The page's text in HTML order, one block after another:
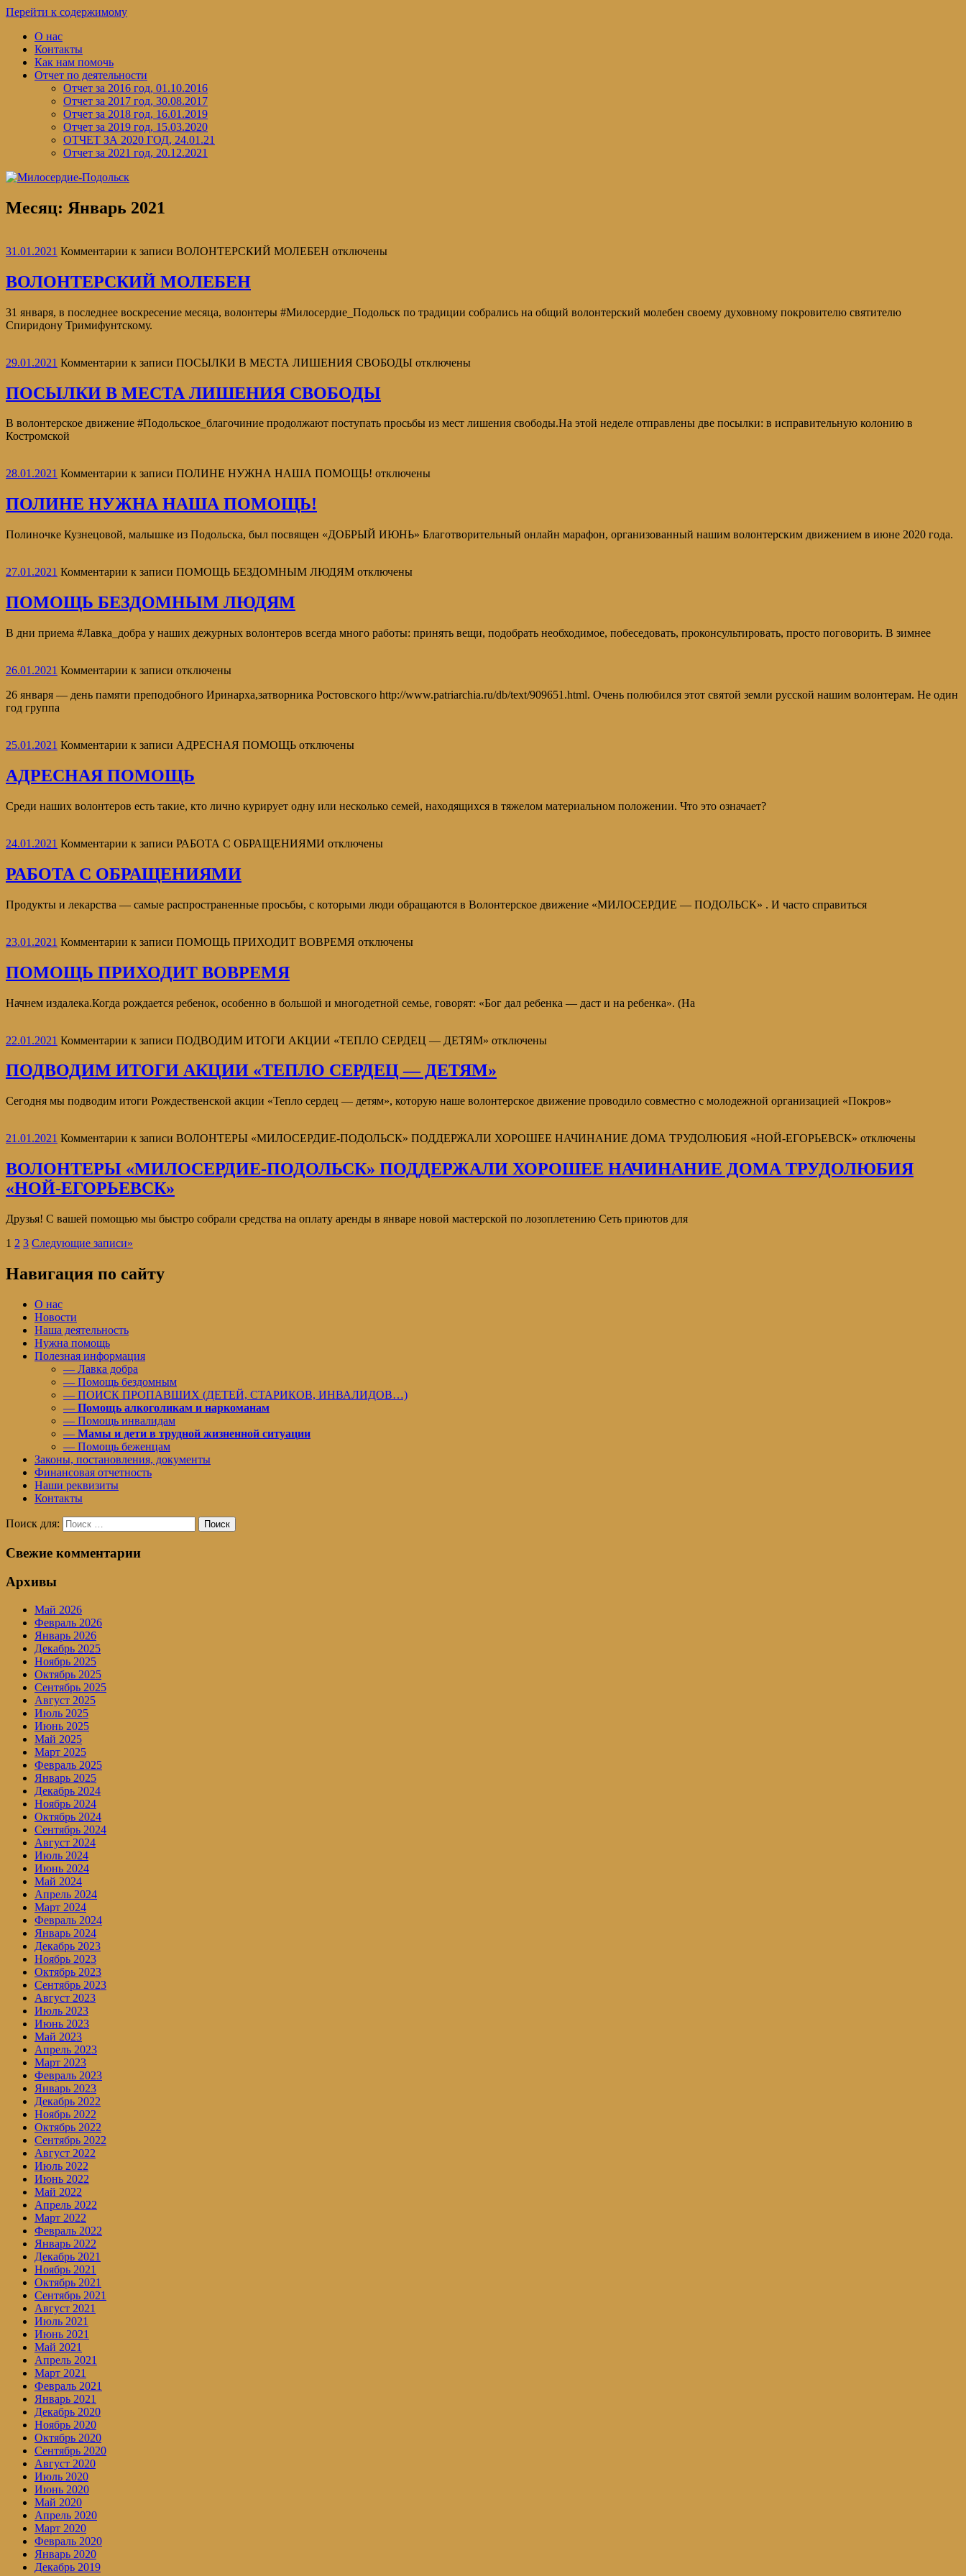
Перейти к содержимому
О нас
Контакты
Как нам помочь
Отчет по деятельности
Отчет за 2016 год, 01.10.2016
Отчет за 2017 год, 30.08.2017
Отчет за 2018 год, 16.01.2019
Отчет за 2019 год, 15.03.2020
ОТЧЕТ ЗА 2020 ГОД, 24.01.21
Отчет за 2021 год, 20.12.2021
Месяц: Январь 2021
31.01.2021 Комментарии к записи ВОЛОНТЕРСКИЙ МОЛЕБЕН отключены
ВОЛОНТЕРСКИЙ МОЛЕБЕН
31 января, в последнее воскресение месяца, волонтеры #Милосердие_Подольск по традиции собрались на общий волонтерский молебен своему духовному покровителю святителю
Спиридону Тримифунтскому.
29.01.2021 Комментарии к записи ПОСЫЛКИ В МЕСТА ЛИШЕНИЯ СВОБОДЫ отключены
ПОСЫЛКИ В МЕСТА ЛИШЕНИЯ СВОБОДЫ
В волонтерское движение #Подольское_благочиние продолжают поступать просьбы из мест лишения свободы.На этой неделе отправлены две посылки: в исправительную колонию в
Костромской
28.01.2021 Комментарии к записи ПОЛИНЕ НУЖНА НАША ПОМОЩЬ! отключены
ПОЛИНЕ НУЖНА НАША ПОМОЩЬ!
Полиночке Кузнецовой, малышке из Подольска, был посвящен «ДОБРЫЙ ИЮНЬ» Благотворительный онлайн марафон, организованный нашим волонтерским движением в июне 2020 года.
27.01.2021 Комментарии к записи ПОМОЩЬ БЕЗДОМНЫМ ЛЮДЯМ отключены
ПОМОЩЬ БЕЗДОМНЫМ ЛЮДЯМ
В дни приема #Лавка_добра у наших дежурных волонтеров всегда много работы: принять вещи, подобрать необходимое, побеседовать, проконсультировать, просто поговорить. В зимнее
26.01.2021 Комментарии к записи отключены
26 января — день памяти преподобного Иринарха,затворника Ростовского http://www.patriarchia.ru/db/text/909651.html. Очень полюбился этот святой земли русской нашим волонтерам. Не один
год группа
25.01.2021 Комментарии к записи АДРЕСНАЯ ПОМОЩЬ отключены
АДРЕСНАЯ ПОМОЩЬ
Среди наших волонтеров есть такие, кто лично курирует одну или несколько семей, находящихся в тяжелом материальном положении. Что это означает?
24.01.2021 Комментарии к записи РАБОТА С ОБРАЩЕНИЯМИ отключены
РАБОТА С ОБРАЩЕНИЯМИ
Продукты и лекарства — самые распространенные просьбы, с которыми люди обращаются в Волонтерское движение «МИЛОСЕРДИЕ — ПОДОЛЬСК» . И часто справиться
23.01.2021 Комментарии к записи ПОМОЩЬ ПРИХОДИТ ВОВРЕМЯ отключены
ПОМОЩЬ ПРИХОДИТ ВОВРЕМЯ
Начнем издалека.Когда рождается ребенок, особенно в большой и многодетной семье, говорят: «Бог дал ребенка — даст и на ребенка». (На
22.01.2021 Комментарии к записи ПОДВОДИМ ИТОГИ АКЦИИ «ТЕПЛО СЕРДЕЦ — ДЕТЯМ» отключены
ПОДВОДИМ ИТОГИ АКЦИИ «ТЕПЛО СЕРДЕЦ — ДЕТЯМ»
Сегодня мы подводим итоги Рождественской акции «Тепло сердец — детям», которую наше волонтерское движение проводило совместно с молодежной организацией «Покров»
21.01.2021 Комментарии к записи ВОЛОНТЕРЫ «МИЛОСЕРДИЕ-ПОДОЛЬСК» ПОДДЕРЖАЛИ ХОРОШЕЕ НАЧИНАНИЕ ДОМА ТРУДОЛЮБИЯ «НОЙ-ЕГОРЬЕВСК» отключены
ВОЛОНТЕРЫ «МИЛОСЕРДИЕ-ПОДОЛЬСК» ПОДДЕРЖАЛИ ХОРОШЕЕ НАЧИНАНИЕ ДОМА ТРУДОЛЮБИЯ
«НОЙ-ЕГОРЬЕВСК»
Друзья! С вашей помощью мы быстро собрали средства на оплату аренды в январе новой мастерской по лозоплетению Сеть приютов для
1 2 3 Следующие записи»
Навигация по сайту
О нас
Новости
Наша деятельность
Нужна помощь
Полезная информация
— Лавка добра
— Помощь бездомным
— ПОИСК ПРОПАВШИХ (ДЕТЕЙ, СТАРИКОВ, ИНВАЛИДОВ…)
— Помощь алкоголикам и наркоманам
— Помощь инвалидам
— Мамы и дети в трудной жизненной ситуации
— Помощь беженцам
Законы, постановления, документы
Финансовая отчетность
Наши реквизиты
Контакты
Поиск для: Поиск
Свежие комментарии
Архивы
Май 2026
Февраль 2026
Январь 2026
Декабрь 2025
Ноябрь 2025
Октябрь 2025
Сентябрь 2025
Август 2025
Июль 2025
Июнь 2025
Май 2025
Март 2025
Февраль 2025
Январь 2025
Декабрь 2024
Ноябрь 2024
Октябрь 2024
Сентябрь 2024
Август 2024
Июль 2024
Июнь 2024
Май 2024
Апрель 2024
Март 2024
Февраль 2024
Январь 2024
Декабрь 2023
Ноябрь 2023
Октябрь 2023
Сентябрь 2023
Август 2023
Июль 2023
Июнь 2023
Май 2023
Апрель 2023
Март 2023
Февраль 2023
Январь 2023
Декабрь 2022
Ноябрь 2022
Октябрь 2022
Сентябрь 2022
Август 2022
Июль 2022
Июнь 2022
Май 2022
Апрель 2022
Март 2022
Февраль 2022
Январь 2022
Декабрь 2021
Ноябрь 2021
Октябрь 2021
Сентябрь 2021
Август 2021
Июль 2021
Июнь 2021
Май 2021
Апрель 2021
Март 2021
Февраль 2021
Январь 2021
Декабрь 2020
Ноябрь 2020
Октябрь 2020
Сентябрь 2020
Август 2020
Июль 2020
Июнь 2020
Май 2020
Апрель 2020
Март 2020
Февраль 2020
Январь 2020
Декабрь 2019